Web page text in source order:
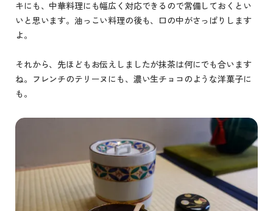
キにも、中華料理にも幅広く対応できるので常備しておくとい
いと思います。油っこい料理の後も、口の中がさっぱりします
よ。
それから、先ほどもお伝えしましたが抹茶は何にでも合います
ね。フレンチのテリーヌにも、濃い生チョコのような洋菓子に
も。